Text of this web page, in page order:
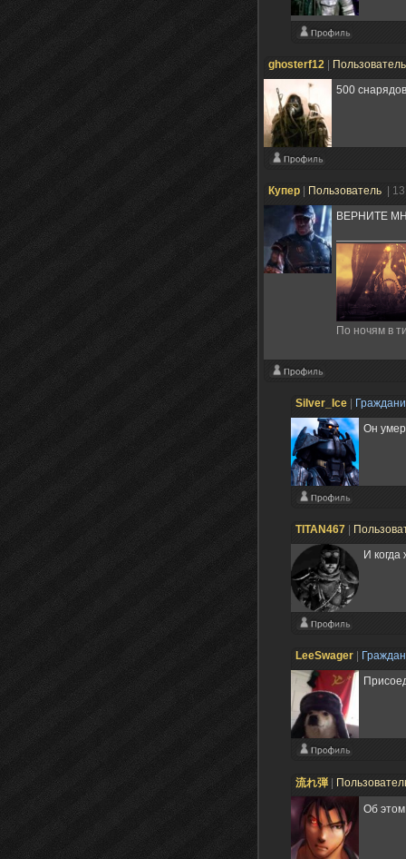
ghosterf12
500
Купер Пользователь
|
ВЕРНИТЕ
По ночям в
Silver_Ice
Он
TITAN467
И
LeeSwager
流れ弾
Об